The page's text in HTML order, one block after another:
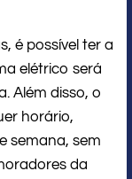
é possível ter a
elétrico será
Além disso, o
horário,
semana, sem
da